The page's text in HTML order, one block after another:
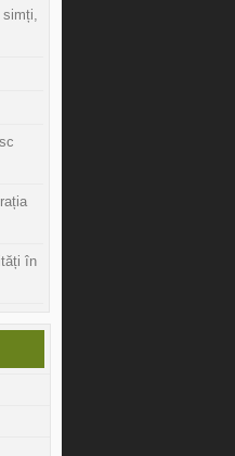
simți,
în